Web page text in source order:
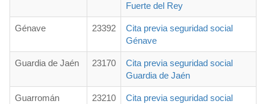
Fuerte del Rey
Génave 23392
Cita previa seguridad social
Génave
Guardia de Jaén 23170
Cita previa seguridad social
Guardia de Jaén
Guarromán 23210
Cita previa seguridad social